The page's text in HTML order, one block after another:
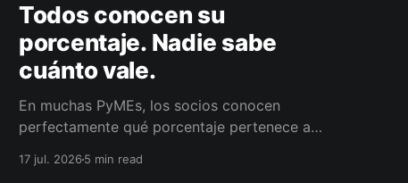
Todos conocen su
porcentaje. Nadie sabe
cuánto vale.
En muchas PyMEs, los socios conocen
perfectamente qué porcentaje pertenece a
quiere retirarse y nadie sabe cuánto vale
17 jul. 20265 min read